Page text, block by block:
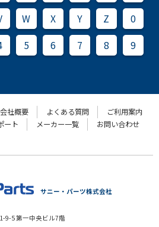
W X Y Z
0
5 6 7 8
9
会社概要 よくある質問
ご利用案内
ート メーカー一覧
お問い合わせ
サニー・パーツ株式会社
9-5 第一中央ビル7階